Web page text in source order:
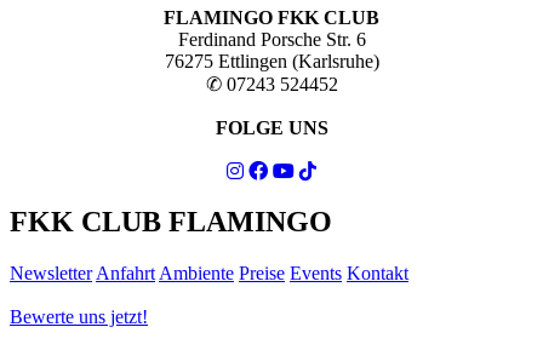
FLAMINGO FKK CLUB
Ferdinand Porsche Str. 6
76275 Ettlingen (Karlsruhe)
✆ 07243 524452
FOLGE UNS
FKK CLUB FLAMINGO
Newsletter Anfahrt Ambiente Preise Events Kontakt
Bewerte uns jetzt!